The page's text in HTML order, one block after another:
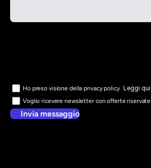
Ho preso visione della privacy policy Leggi qui
Voglio ricevere newsletter con offerte riservate
Invia messaggio